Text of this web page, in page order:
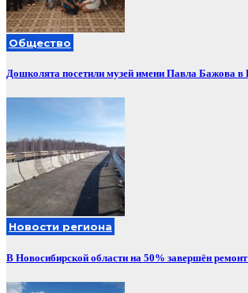
Общество
Дошколята посетили музей имени Павла Бажова в
Новости региона
В Новосибирской области на 50% завершён